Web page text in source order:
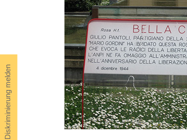
Diskriminierung melden